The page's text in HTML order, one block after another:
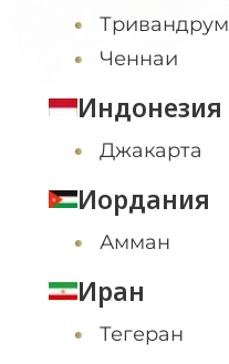
Тривандрум
Ченнаи
Индонезия
Джакарта
Иордания
Амман
Иран
Тегеран